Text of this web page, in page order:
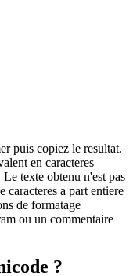
puis copiez le resultat.
en caracteres
texte obtenu n'est pas
a part entiere
de formatage
ou un commentaire
?